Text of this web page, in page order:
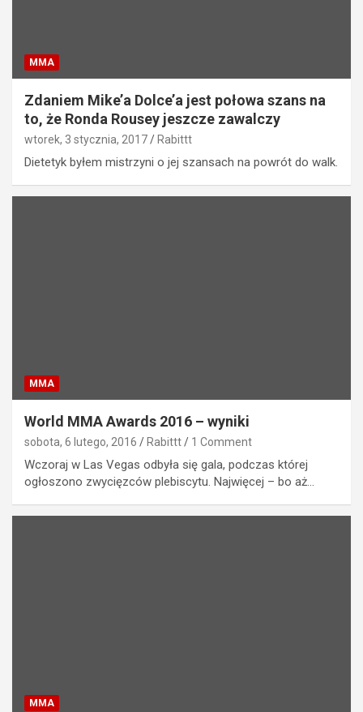
MMA
Zdaniem Mike’a Dolce’a jest połowa szans na
to, że Ronda Rousey jeszcze zawalczy
wtorek, 3 stycznia, 2017 Rabittt
Dietetyk byłem mistrzyni o jej szansach na powrót do walk.
MMA
World MMA Awards 2016 – wyniki
sobota, 6 lutego, 2016 Rabittt 1 Comment
Wczoraj w Las Vegas odbyła się gala, podczas której
ogłoszono zwycięzców plebiscytu. Najwięcej – bo aż…
MMA